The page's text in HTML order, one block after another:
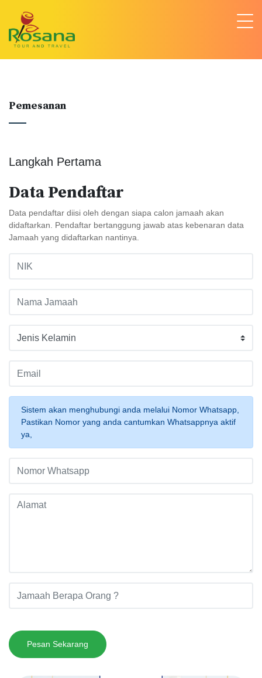
Pemesanan
Langkah Pertama
Data Pendaftar
Data pendaftar diisi oleh dengan siapa calon jamaah akan
didaftarkan. Pendaftar bertanggung jawab atas kebenaran data
Jamaah yang didaftarkan nantinya.
Sistem akan menghubungi anda melalui Nomor Whatsapp,
Pastikan Nomor yang anda cantumkan Whatsappnya aktif
ya,
Pesan Sekarang